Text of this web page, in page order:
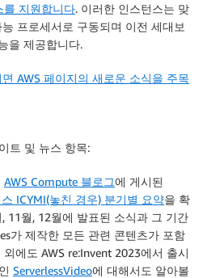
를 지원합니다. 이러한 인스턴스는 맞
프로세서로 구동되며 이전 세대보
을 제공합니다.
AWS 페이지의 새로운 소식을 주목
트 및 뉴스 항목:
AWS Compute 블로그에 게시된
ICYMI(놓친 경우) 분기별 요약을 확
11월, 12월에 발표된 소식과 그 기간
가 제작한 모든 관련 콘텐츠가 포함
에도 AWS re:Invent 2023에서 출시
ServerlessVideo에 대해서도 알아볼